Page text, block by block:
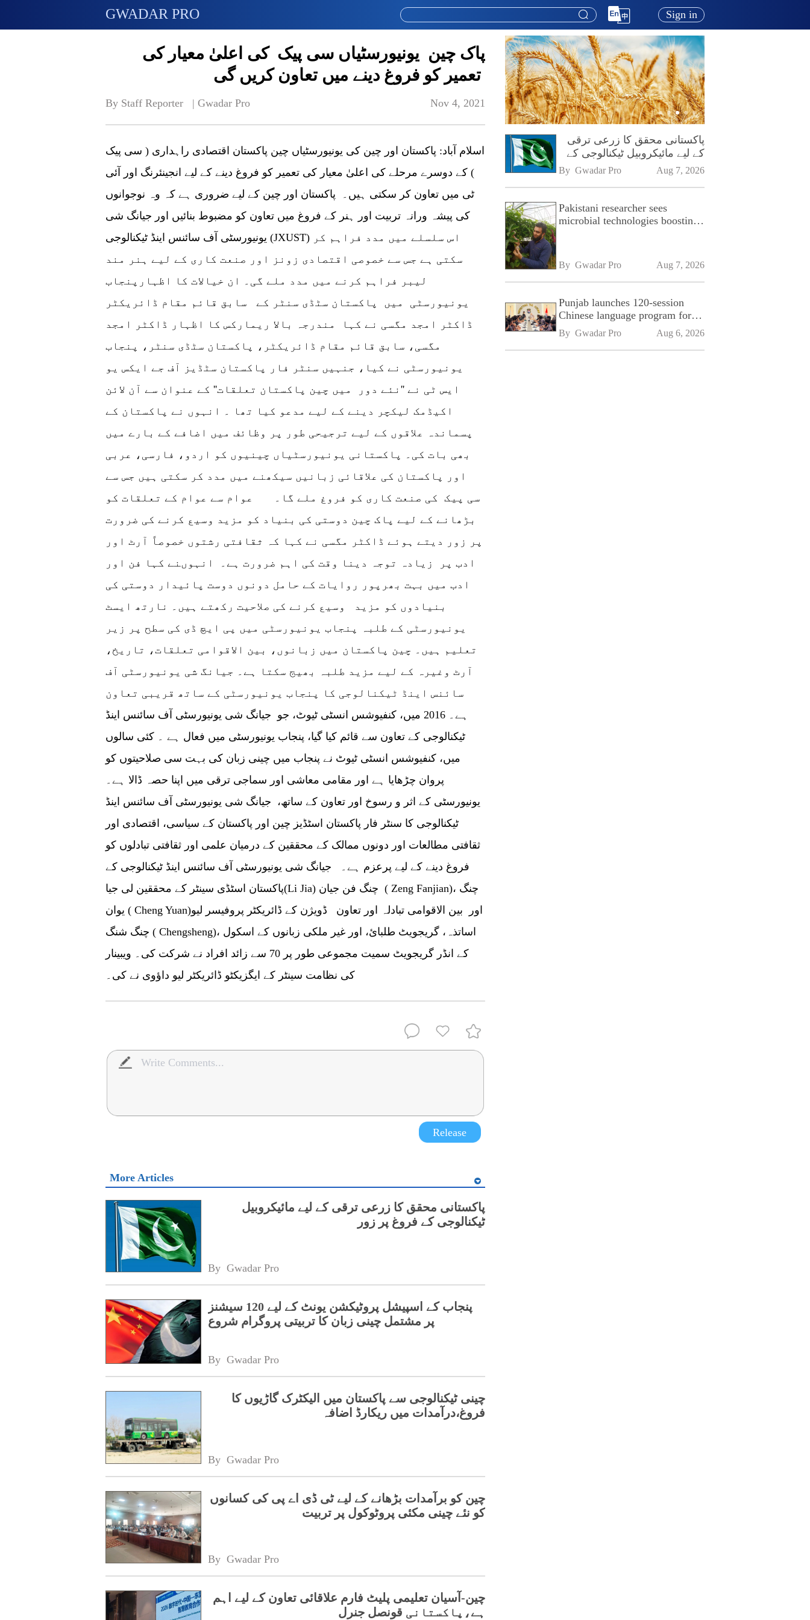
GWADAR PRO Sign in
پاک چین یونیورسٹیاں سی پیک کی اعلیٰ معیار کی
تعمیر کو فروغ دینے میں تعاون کریں گی
By Staff Reporter   | Gwadar Pro Nov 4, 2021
اسلام آباد: پاکستان اور چین کی یونیورسٹیاں چین پاکستان اقتصادی راہداری ( سی پیک
) کے دوسرے مرحلے کی اعلیٰ معیار کی تعمیر کو فروغ دینے کے لیے انجینئرنگ اور آئی
ٹی میں تعاون کر سکتی ہیں۔ پاکستان اور چین کے لیے ضروری ہے کہ وہ نوجوانوں
کی پیشہ ورانہ تربیت اور ہنر کے فروغ میں تعاون کو مضبوط بنائیں اور جیانگ شی
یونیورسٹی آف سائنس اینڈ ٹیکنالوجی (JXUST) اس سلسلے میں مدد فراہم کر
سکتی ہے جس سے خصوصی اقتصادی زونز اور صنعت کاری کے لیے ہنر مند
لیبر فراہم کرنے میں مدد ملے گی۔ ان خیالات کا اظہارپنجاب
یونیورسٹی میں پاکستان سٹڈی سنٹر کے سابق قائم مقام ڈائریکٹر
ڈاکٹر امجد مگسی نے کہا مندرجہ بالا ریمارکس کا اظہار ڈاکٹر امجد
مگسی، سابق قائم مقام ڈائریکٹر، پاکستان سٹڈی سنٹر، پنجاب
یونیورسٹی نے کیا، جنہیں سنٹر فار پاکستان سٹڈیز آف جے ایکس یو
ایس ٹی نے ''نئے دور میں چین پاکستان تعلقات'' کے عنوان سے آن لائن
اکیڈمک لیکچر دینے کے لیے مدعو کیا تھا ۔ انہوں نے پاکستان کے
پسماندہ علاقوں کے لیے ترجیحی طور پر وظائف میں اضافے کے بارے میں
بھی بات کی۔ پاکستانی یونیورسٹیاں چینیوں کو اردو، فارسی، عربی
اور پاکستان کی علاقائی زبانیں سیکھنے میں مدد کر سکتی ہیں جس سے
سی پیک کی صنعت کاری کو فروغ ملے گا۔ عوام سے عوام کے تعلقات کو
بڑھانے کے لیے پاک چین دوستی کی بنیاد کو مزید وسیع کرنے کی ضرورت
پر زور دیتے ہوئے ڈاکٹر مگسی نے کہا کہ ثقافتی رشتوں خصوصاً آرٹ اور
ادب پر زیادہ توجہ دینا وقت کی اہم ضرورت ہے۔ انہوںنے کہا فن اور
ادب میں بہت بھرپور روایات کے حامل دونوں دوست پائیدار دوستی کی
بنیادوں کو مزید وسیع کرنے کی صلاحیت رکھتے ہیں۔ نارتھ ایسٹ
یونیورسٹی کے طلبہ پنجاب یونیورسٹی میں پی ایچ ڈی کی سطح پر زیر
تعلیم ہیں۔ چین پاکستان میں زبانوں، بین الاقوامی تعلقات، تاریخ،
آرٹ وغیرہ کے لیے مزید طلبہ بھیج سکتا ہے۔ جیانگ شی یونیورسٹی آف
سائنس اینڈ ٹیکنالوجی کا پنجاب یونیورسٹی کے ساتھ قریبی تعاون
ہے۔ 2016 میں، کنفیوشس انسٹی ٹیوٹ، جو جیانگ شی یونیورسٹی آف سائنس اینڈ
ٹیکنالوجی کے تعاون سے قائم کیا گیا، پنجاب یونیورسٹی میں فعال ہے ۔ کئی سالوں
میں، کنفیوشس انسٹی ٹیوٹ نے پنجاب میں چینی زبان کی بہت سی صلاحیتوں کو
پروان چڑھایا ہے اور مقامی معاشی اور سماجی ترقی میں اپنا حصہ ڈالا ہے۔
یونیورسٹی کے اثر و رسوخ اور تعاون کے ساتھ، جیانگ شی یونیورسٹی آف سائنس اینڈ
ٹیکنالوجی کا سنٹر فار پاکستان اسٹڈیز چین اور پاکستان کے سیاسی، اقتصادی اور
ثقافتی مطالعات اور دونوں ممالک کے محققین کے درمیان علمی اور ثقافتی تبادلوں کو
فروغ دینے کے لیے پرعزم ہے۔ جیانگ شی یونیورسٹی آف سائنس اینڈ ٹیکنالوجی کے
پاکستان اسٹڈی سینٹر کے محققین لی جیا(Li Jia) چنگ فن جیان ( Zeng Fanjian)، چنگ
یوان ( Cheng Yuan)اور بین الاقوامی تبادلہ اور تعاون ڈویژن کے ڈائریکٹر پروفیسر لیو
چنگ شنگ ( Chengsheng)، اساتذہ، گریجویٹ طلبائ، اور غیر ملکی زبانوں کے اسکول
کے انڈر گریجویٹ سمیت مجموعی طور پر 70 سے زائد افراد نے شرکت کی۔ ویبینار
کی نظامت سینٹر کے ایگزیکٹو ڈائریکٹر لیو داؤوی نے کی۔
Release
More Articles
پاکستانی محقق کا زرعی ترقی کے لیے مائیکروبیل
ٹیکنالوجی کے فروغ پر زور
By Gwadar Pro
پنجاب کے اسپیشل پروٹیکشن یونٹ کے لیے 120 سیشنز
پر مشتمل چینی زبان کا تربیتی پروگرام شروع
By Gwadar Pro
چینی ٹیکنالوجی سے پاکستان میں الیکٹرک گاڑیوں کا
فروغ،درآمدات میں ریکارڈ اضافہ
By Gwadar Pro
چین کو برآمدات بڑھانے کے لیے ٹی ڈی اے پی کی کسانوں
کو نئے چینی مکئی پروٹوکول پر تربیت
By Gwadar Pro
چین-آسیان تعلیمی پلیٹ فارم علاقائی تعاون کے لیے اہم
ہے،پاکستانی قونصل جنرل
پاکستانی محقق کا زرعی ترقی
کے لیے مائیکروبیل ٹیکنالوجی کے
فروغ پر زور
By Gwadar Pro Aug 7, 2026
Pakistani researcher sees
microbial technologies boosting
By Gwadar Pro Aug 7, 2026
Punjab launches 120-session
Chinese language program for
SPU
By Gwadar Pro Aug 6, 2026